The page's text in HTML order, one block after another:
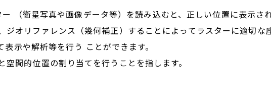
（衛星写真や画像データ等）を読み込むと、正しい位置に表示さ
オリファレンス（幾何補正）することによってラスターに適切な
示や解析等を行う ことができます。
間的位置の割り当てを行うことを指します。